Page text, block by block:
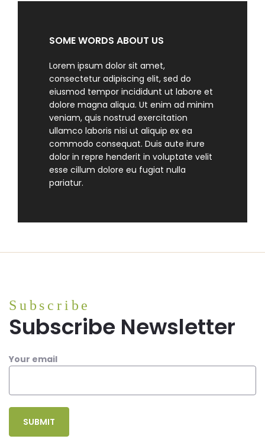
SOME WORDS ABOUT US
Lorem ipsum dolor sit amet,
consectetur adipiscing elit, sed do
eiusmod tempor incididunt ut labore et
dolore magna aliqua. Ut enim ad minim
veniam, quis nostrud exercitation
ullamco laboris nisi ut aliquip ex ea
commodo consequat. Duis aute irure
dolor in repre henderit in voluptate velit
esse cillum dolore eu fugiat nulla
pariatur.
Subscribe
Subscribe Newsletter
Your email